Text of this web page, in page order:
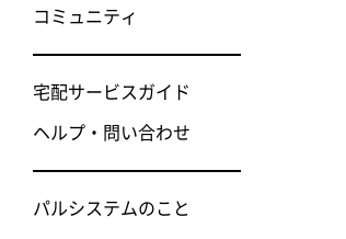
コミュニティ
宅配サービスガイド
ヘルプ・問い合わせ
パルシステムのこと